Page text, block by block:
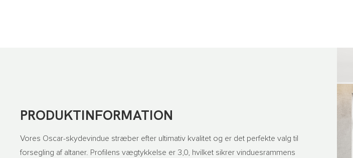
PRODUKTINFORMATION
Vores Oscar-skydevindue stræber efter ultimativ kvalitet og er det perfekte valg til
forsegling af altaner. Profilens vægtykkelse er 3,0, hvilket sikrer vinduesrammens